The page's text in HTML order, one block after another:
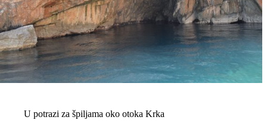
U potrazi za špiljama oko otoka Krka